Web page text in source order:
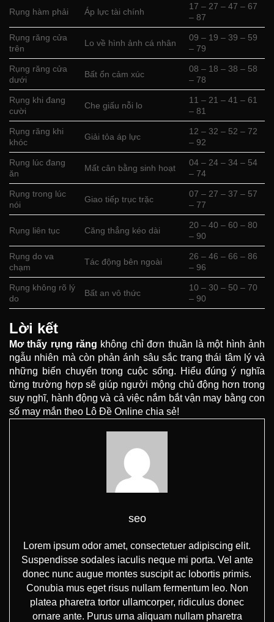
Rụng hàm phải Áp lực tài chính
17 – 27 – 47 – 67
– 87
Rụng răng cửa
trên
Lo về hình ảnh cá nhân
09 – 19 – 39 – 59
– 79
Rụng răng cửa
dưới
Bất ổn cảm xúc
08 – 18 – 38 – 58
– 78
Rụng khi đang
cười
Che giấu nỗi lo
11 – 21 – 41 – 61
– 81
Rụng răng khi
khóc
Giải tỏa áp lực
12 – 32 – 52 – 72
– 92
Rụng lúc đang
ăn
Mất cân bằng sinh hoạt
04 – 24 – 34 – 54
– 74
Rụng trong lúc
nói
Giao tiếp trục trặc
07 – 27 – 37 – 57
– 77
Rụng liên tục Căng thẳng kéo dài
20 – 40 – 60 – 80
– 90
Rụng do va
chạm
Tác động bên ngoài
26 – 46 – 66 – 86
– 96
Rụng không rõ lý
do
Bất an vô thức
10 – 30 – 50 – 70
– 90
Lời kết
Mơ thấy rụng răng không chỉ đơn thuần là một hình ảnh
ngẫu nhiên mà còn phản ánh sâu sắc trạng thái tâm lý và
những biến chuyển trong cuộc sống. Hiểu đúng ý nghĩa
từng trường hợp sẽ giúp người mộng chủ động hơn trong
suy nghĩ, hành động và cả việc nắm bắt vận may bằng con
số may mắn theo Lô Đề Online chia sẻ!
seo
Lorem ipsum odor amet, consectetuer adipiscing elit.
Suspendisse sodales iaculis neque mi porta. Vel ante
donec nunc augue montes suscipit ac lobortis primis.
Conubia mus eget risus nullam fermentum leo. Non
platea pharetra tortor ullamcorper, ridiculus donec
ornare ante. Purus urna aliquam nullam pharetra